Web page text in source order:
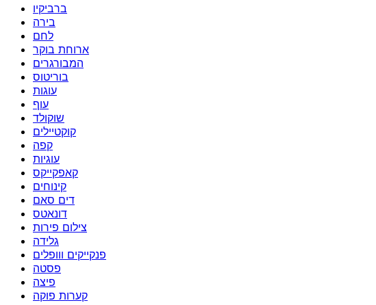
ברביקיו
בירה
לחם
ארוחת בוקר
המבורגרים
בוריטוס
עוגות
עוף
שוקולד
קוקטיילים
קפה
עוגיות
קאפקייקס
קינוחים
דים סאם
דונאטס
צילום פירות
גלידה
פנקייקים ווופלים
פסטה
פיצה
קערות פוקה